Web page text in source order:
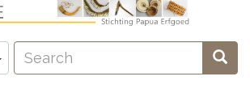
Toggle Dropdown
Search